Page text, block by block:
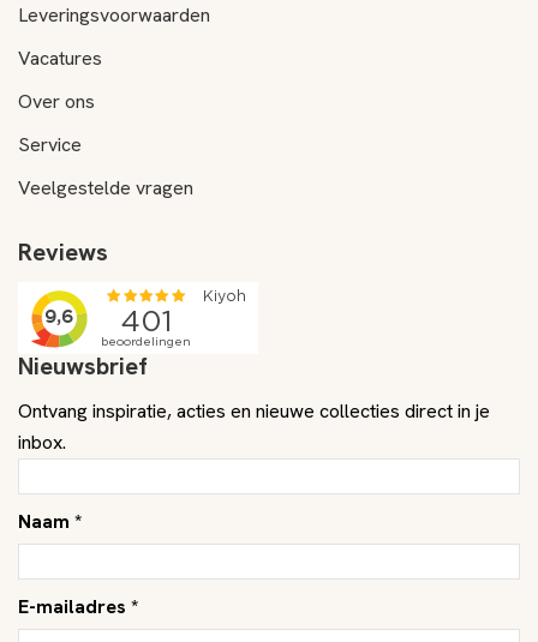
Leveringsvoorwaarden
Vacatures
Over ons
Service
Veelgestelde vragen
Reviews
Nieuwsbrief
Ontvang inspiratie, acties en nieuwe collecties direct in je
inbox.
Naam *
E-mailadres *